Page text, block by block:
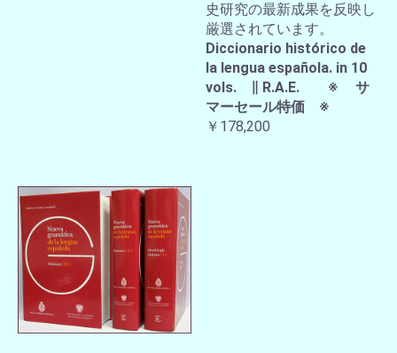
史研究の最新成果を反映し
厳選されています。
Diccionario histórico de
la lengua española. in 10
vols. ∥ R.A.E. ※ サ
マーセール特価 ※
￥178,200